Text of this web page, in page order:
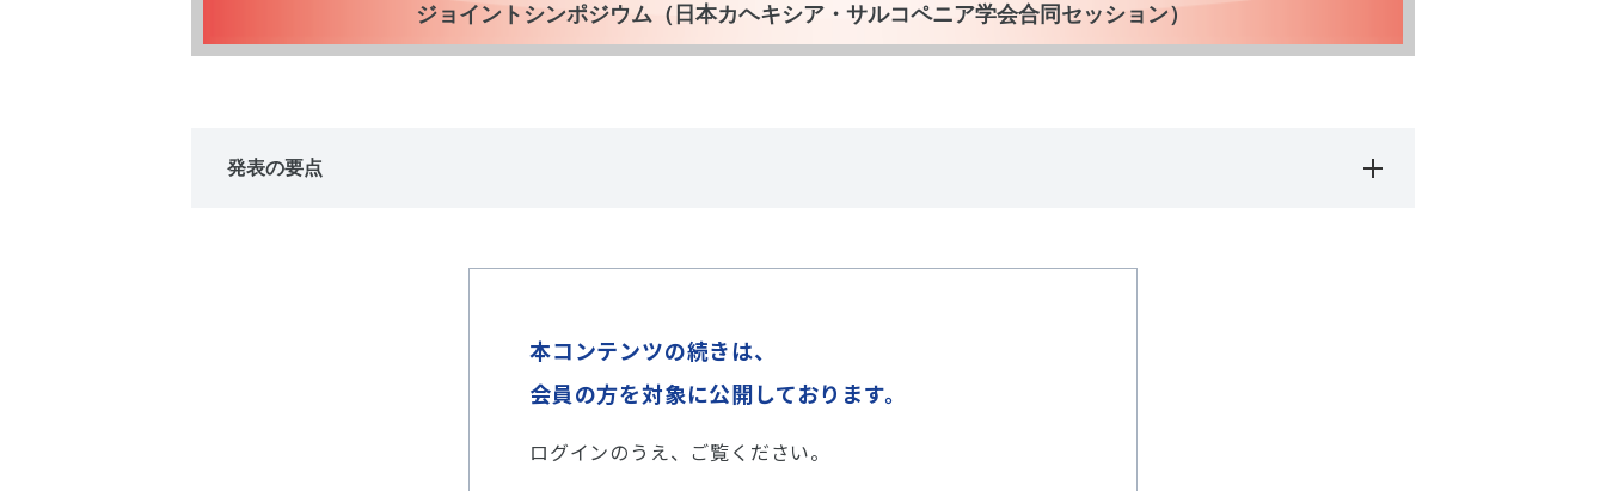
ジョイントシンポジウム（日本カヘキシア・サルコペニア学会合同セッション）
発表の要点
本コンテンツの続きは、
会員の方を対象に公開しております。
ログインのうえ、ご覧ください。